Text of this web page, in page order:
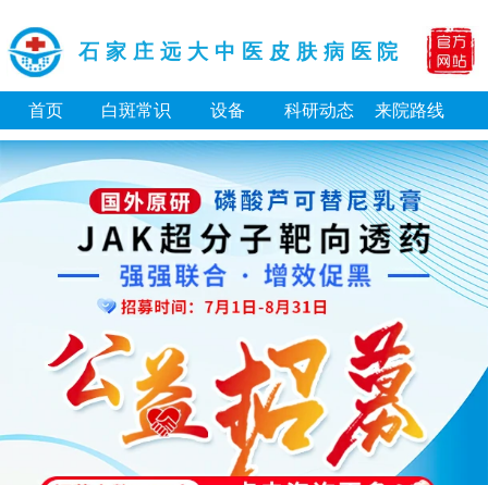
石家庄远大中医皮肤病医院
首页 白斑常识 设备 科研动态 来院路线